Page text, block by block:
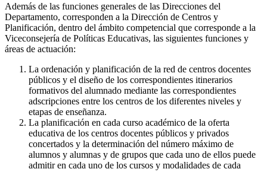
Además de las funciones generales de las Direcciones del
Departamento, corresponden a la Dirección de Centros y
Planificación, dentro del ámbito competencial que corresponde a la
Viceconsejería de Políticas Educativas, las siguientes funciones y
áreas de actuación:
La ordenación y planificación de la red de centros docentes
públicos y el diseño de los correspondientes itinerarios
formativos del alumnado mediante las correspondientes
adscripciones entre los centros de los diferentes niveles y
etapas de enseñanza.
La planificación en cada curso académico de la oferta
educativa de los centros docentes públicos y privados
concertados y la determinación del número máximo de
alumnos y alumnas y de grupos que cada uno de ellos puede
admitir en cada uno de los cursos y modalidades de cada